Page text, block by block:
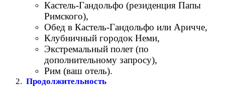
Кастель-Гандольфо (резиденция Папы
Римского),
Обед в Кастель-Гандольфо или Аричче,
Клубничный городок Неми,
Экстремальный полет (по
дополнительному запросу),
Рим (ваш отель).
Продолжительность